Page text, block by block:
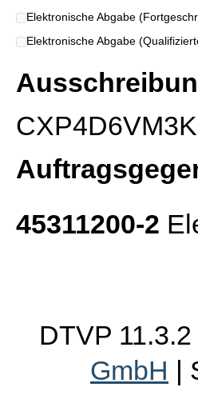
Elektronische Abgabe
Elektronische Abgabe
45311200-2
DTVP 11.3.2
GmbH |